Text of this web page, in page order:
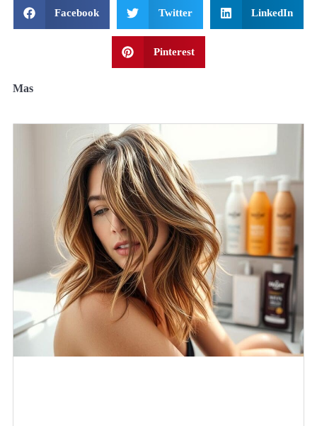
Facebook Twitter LinkedIn
Pinterest
Mas